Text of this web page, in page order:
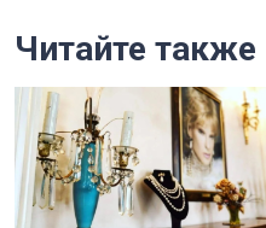
Читайте также